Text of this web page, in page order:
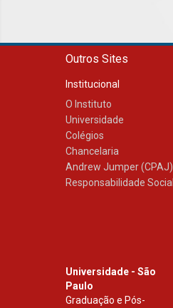
Outros Sites
Institucional
O Instituto
Universidade
Colégios
Chancelaria
Andrew Jumper (CPAJ)
Responsabilidade Social
Universidade - São
Paulo
Graduação e Pós-